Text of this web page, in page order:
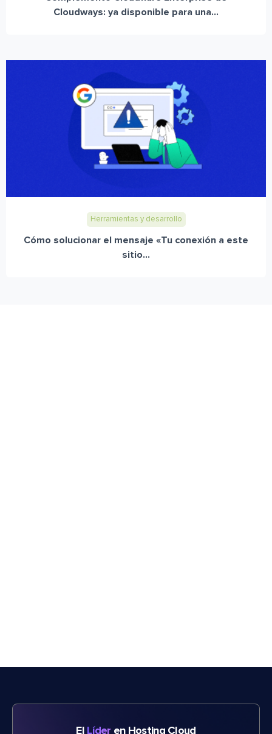
Cloudways: ya disponible para una...
Herramientas y desarrollo
Cómo solucionar el mensaje «Tu conexión a este
sitio...
El Líder en Hosting Cloud